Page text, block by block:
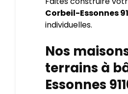
Corbeil-Essonnes
individuelles.
Nos
terrains à
Essonnes